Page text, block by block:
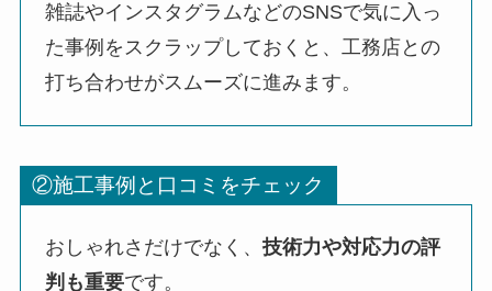
雑誌やインスタグラムなどのSNSで気に入っ
た事例をスクラップしておくと、工務店との
打ち合わせがスムーズに進みます。
②施工事例と口コミをチェック
おしゃれさだけでなく、技術力や対応力の評
判も重要です。